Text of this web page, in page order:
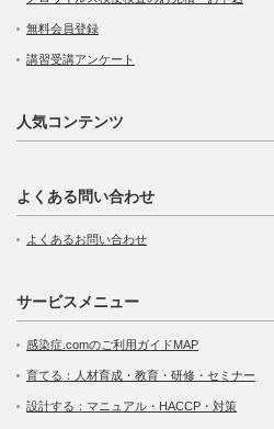
無料会員登録
講習受講アンケート
人気コンテンツ
よくある問い合わせ
よくあるお問い合わせ
サービスメニュー
感染症.comのご利用ガイドMAP
育てる：人材育成・教育・研修・セミナー
設計する：マニュアル・HACCP・対策